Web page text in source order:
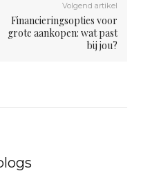
Volgend artikel
Financieringsopties voor
grote aankopen: wat past
bij jou?